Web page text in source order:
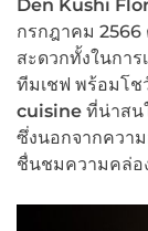
Den Kushi
กรกฎาคม 2566
สะดวกทั้งในกา
ทีมเชฟ พร้อมโช
cuisine ที่น่าสน
ซึ่งนอกจากควา
ชื่นชมความคล่อ